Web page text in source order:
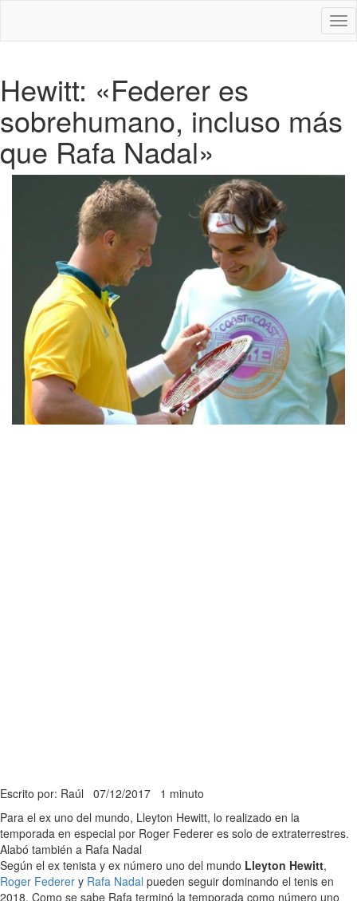
Hewitt: «Federer es
sobrehumano, incluso más
que Rafa Nadal»
Escrito por: Raúl 07/12/2017 1 minuto
Para el ex uno del mundo, Lleyton Hewitt, lo realizado en la
temporada en especial por Roger Federer es solo de extraterrestres.
Alabó también a Rafa Nadal
Según el ex tenista y ex número uno del mundo Lleyton Hewitt,
Roger Federer y Rafa Nadal pueden seguir dominando el tenis en
2018. Como se sabe Rafa terminó la temporada como número uno